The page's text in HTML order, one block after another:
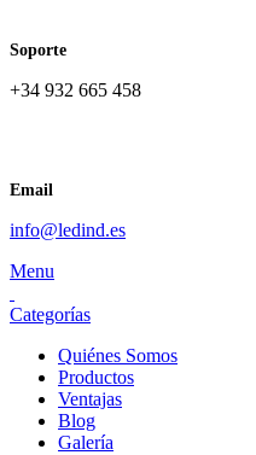
Soporte
+34 932 665 458‬
Email
info@ledind.es
Menu
Categorías
Quiénes Somos
Productos
Ventajas
Blog
Galería